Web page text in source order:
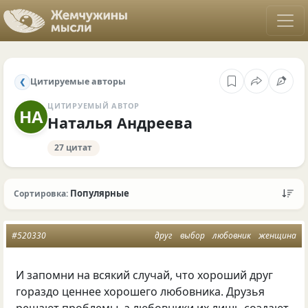
❮ Цитируемые авторы
НА ЦИТИРУЕМЫЙ АВТОР
Наталья Андреева
27 цитат
Сортировка: Популярные
друг выбор любовник женщина
#520330
И запомни на всякий случай, что хороший друг
гораздо ценнее хорошего любовника. Друзья